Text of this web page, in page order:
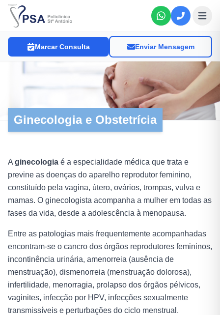
Abrir
Marcar Consulta Enviar Mensagem
Ginecologia e Obstetrícia
A ginecologia é a especialidade médica que trata e
previne as doenças do aparelho reprodutor feminino,
constituído pela vagina, útero, ovários, trompas, vulva e
mamas. O ginecologista acompanha a mulher em todas as
fases da vida, desde a adolescência à menopausa.
Entre as patologias mais frequentemente acompanhadas
encontram-se o cancro dos órgãos reprodutores femininos,
incontinência urinária, amenorreia (ausência de
menstruação), dismenorreia (menstruação dolorosa),
infertilidade, menorragia, prolapso dos órgãos pélvicos,
vaginites, infecção por HPV, infecções sexualmente
transmissíveis e perturbações do ciclo menstrual.